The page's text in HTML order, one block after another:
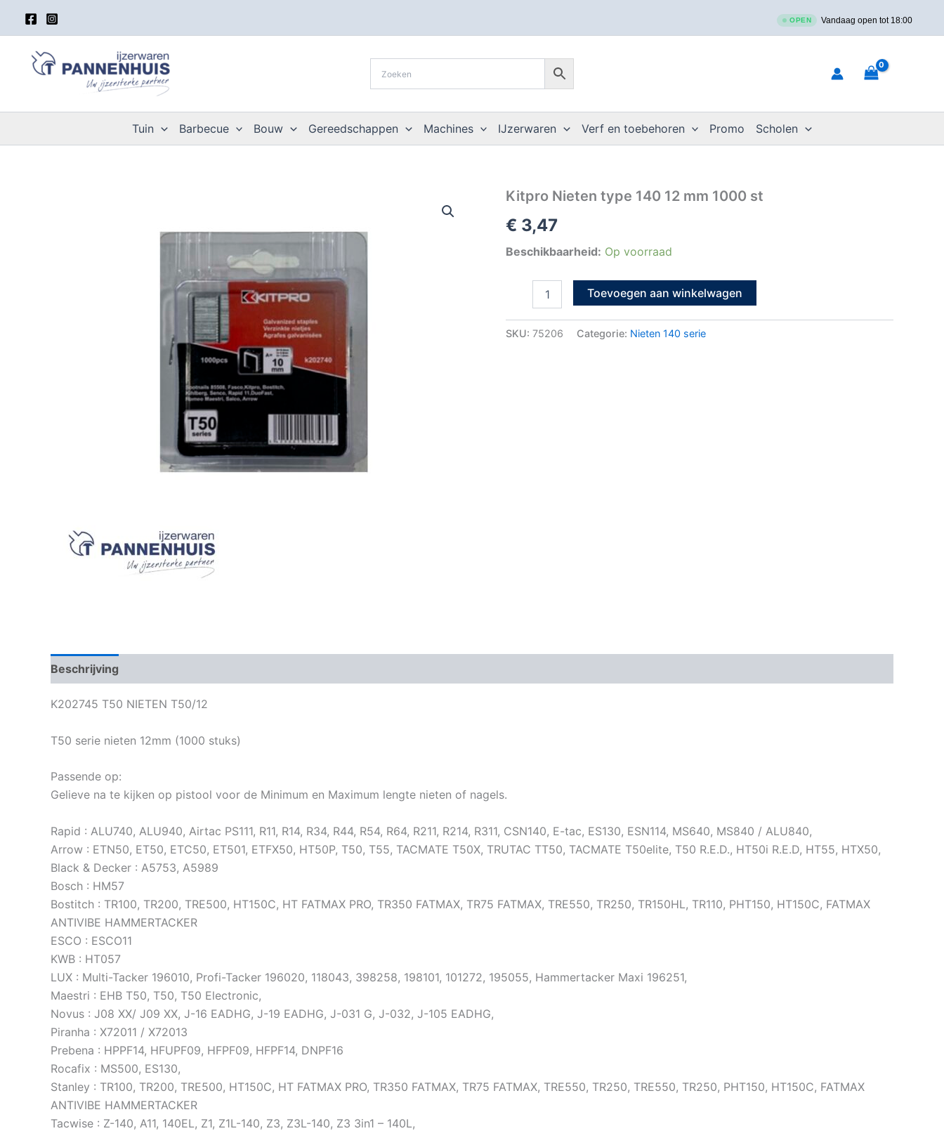
inhoud
OPEN Vandaag open tot 18:00
Tuin Barbecue Bouw Gereedschappen Machines IJzerwaren Verf en toebehoren Promo Scholen
Kitpro Nieten type 140 12 mm 1000 st
€ 3,47
Beschikbaarheid: Op voorraad
Kitpro
Nieten
type
140
12
aantal
Toevoegen aan winkelwagen
SKU: 75206 Categorie: Nieten 140 serie
Beschrijving
K202745 T50 NIETEN T50/12
T50 serie nieten 12mm (1000 stuks)
Passende op:
Gelieve na te kijken op pistool voor de Minimum en Maximum lengte nieten of nagels.
Rapid : ALU740, ALU940, Airtac PS111, R11, R14, R34, R44, R54, R64, R211, R214, R311, CSN140, E-tac, ES130, ESN114, MS640, MS840 / ALU840,
Arrow : ETN50, ET50, ETC50, ET501, ETFX50, HT50P, T50, T55, TACMATE T50X, TRUTAC TT50, TACMATE T50elite, T50 R.E.D., HT50i R.E.D, HT55, HTX50,
Black & Decker : A5753, A5989
Bosch : HM57
Bostitch : TR100, TR200, TRE500, HT150C, HT FATMAX PRO, TR350 FATMAX, TR75 FATMAX, TRE550, TR250, TR150HL, TR110, PHT150, HT150C, FATMAX
ANTIVIBE HAMMERTACKER
ESCO : ESCO11
KWB : HT057
LUX : Multi-Tacker 196010, Profi-Tacker 196020, 118043, 398258, 198101, 101272, 195055, Hammertacker Maxi 196251,
Maestri : EHB T50, T50, T50 Electronic,
Novus : J08 XX/ J09 XX, J-16 EADHG, J-19 EADHG, J-031 G, J-032, J-105 EADHG,
Piranha : X72011 / X72013
Prebena : HPPF14, HFUPF09, HFPF09, HFPF14, DNPF16
Rocafix : MS500, ES130,
Stanley : TR100, TR200, TRE500, HT150C, HT FATMAX PRO, TR350 FATMAX, TR75 FATMAX, TRE550, TR250, TRE550, TR250, PHT150, HT150C, FATMAX
ANTIVIBE HAMMERTACKER
Tacwise : Z-140, A11, 140EL, Z1, Z1L-140, Z3, Z3L-140, Z3 3in1 – 140L,